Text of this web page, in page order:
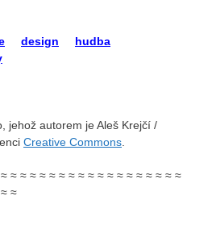
design
hudba
jehož autorem je Aleš Krejčí /
Creative Commons.
≈ ≈ ≈ ≈ ≈ ≈ ≈ ≈ ≈ ≈ ≈ ≈ ≈ ≈ ≈ ≈ ≈ ≈
≈